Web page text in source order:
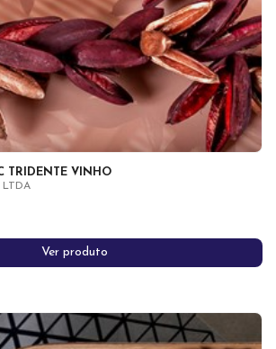
TRIDENTE VINHO
LTDA
Ver produto